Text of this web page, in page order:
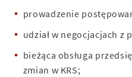
prowadzenie
udział w negocjacjach
bieżąca obsługa
zmian w KRS;